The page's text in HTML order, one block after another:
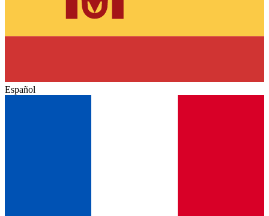
Español